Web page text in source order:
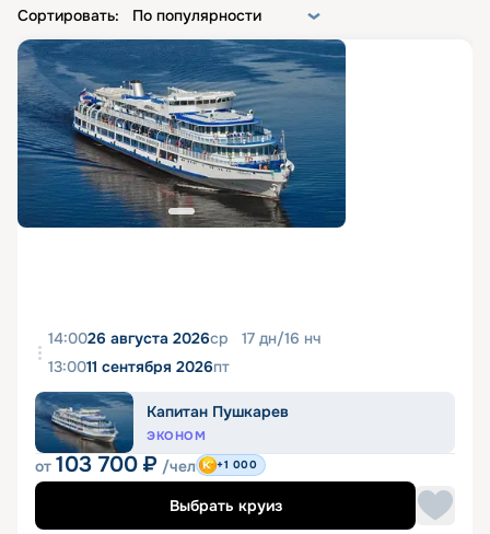
Сортировать: По популярности
14:0026 августа 2026ср 17 дн/16 нч
13:0011 сентября 2026пт
Капитан Пушкарев
ЭКОНОМ
от 103 700 ₽ /чел +1 000
Выбрать круиз